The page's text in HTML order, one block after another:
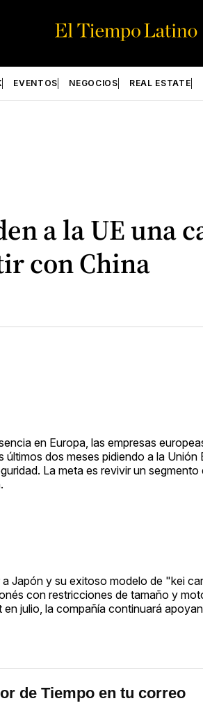
EVENTOS NEGOCIOS REAL ESTATE
a la UE una
con China
en Europa, las empresas
últimos dos meses pidiendo a la
La meta es revivir un
Japón y su exitoso modelo de "kei
con restricciones de tamaño y
julio, la compañía continuará
de Tiempo en tu correo